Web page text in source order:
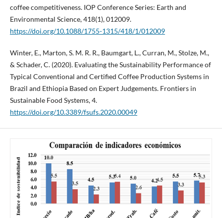
coffee competitiveness. IOP Conference Series: Earth and
Environmental Science, 418(1), 012009.
https://doi.org/10.1088/1755-1315/418/1/012009
Winter, E., Marton, S. M. R. R., Baumgart, L., Curran, M., Stolze, M.,
& Schader, C. (2020). Evaluating the Sustainability Performance of
Typical Conventional and Certified Coffee Production Systems in
Brazil and Ethiopia Based on Expert Judgements. Frontiers in
Sustainable Food Systems, 4.
https://doi.org/10.3389/fsufs.2020.00049